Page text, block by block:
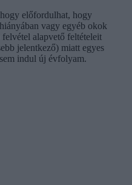
előfordulhat, hogy
vagy egyéb okok
felvétel alapvető feltételeit
jelentkező) miatt egyes
indul új évfolyam.